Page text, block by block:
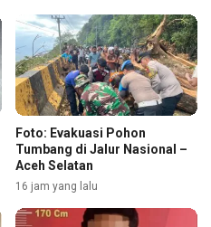
Foto: Evakuasi Pohon
Tumbang di Jalur Nasional –
Aceh Selatan
16 jam yang lalu